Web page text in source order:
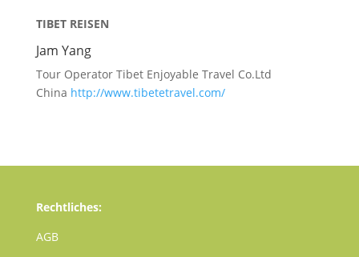
TIBET REISEN
Jam Yang
Tour Operator Tibet Enjoyable Travel Co.Ltd
China http://www.tibetetravel.com/
Rechtliches:
AGB